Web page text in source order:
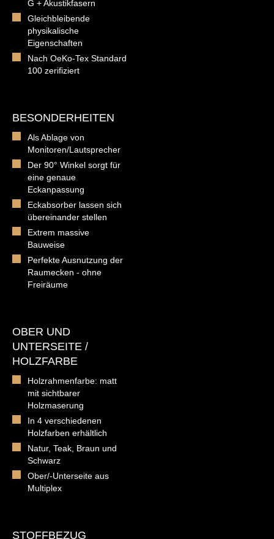
G + Akustikfasern
Gleichbleibende
physikalische
Eigenschaften
Nach OeKo-Tex Standard
100 zerifiziert
BESONDERHEITEN
Als Ablage von
Monitoren/Lautsprecher
Der 90° Winkel sorgt für
eine genaue
Eckanpassung
Eckabsorber lassen sich
übereinander stellen
Extrem massive
Bauweise
Perfekte Ausnutzung der
Raumecken - ohne
Freiräume
OBER UND
UNTERSEITE /
HOLZFARBE
Holzrahmenfarbe: matt
mit sichtbarer
Holzmaserung
In 4 verschiedenen
Holzfarben erhältlich
Natur, Teak, Braun und
Schwarz
Ober/-Unterseite aus
Multiplex
STOFFBEZUG